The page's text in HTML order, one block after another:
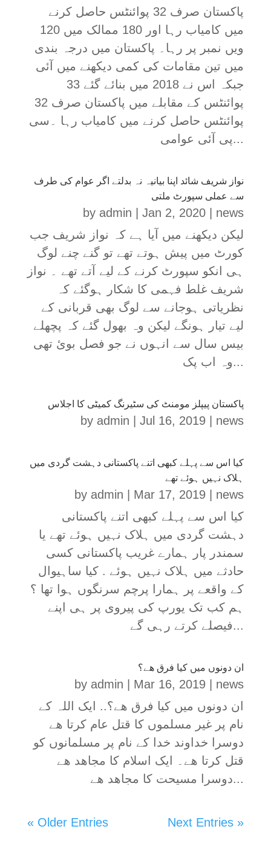
پاکستان صرف 32 پوائنٹس حاصل کرنے
میں کامیاب رہا اور 180 ممالک میں 120
ویں نمبر پر رہا۔ پاکستان میں درجہ بندی
میں تین مقامات کی کمی دیکھنے میں آئی
جبکہ اس نے 2018 میں بنائے گئے 33
پوائنٹس کے مقابلے میں پاکستان صرف 32
پوائنٹس حاصل کرنے میں کامیاب رہا ۔سی
پی آئی عوامی...
نواز شریف شائد اپنا بیانیہ نہ بدلتے اگر عوام کی طرف
سے عملی سپورٹ ملتی
by admin |Jan 2, 2020
news
لیکن دیکھنے میں آیا ہے کہ نواز شریف جب
کورٹ میں پیش ہوتے تھے تو گنے چنے لوگ
ہی انکو سپورٹ کرنے کے لیے آتے تھے ۔ نواز
شریف غلط فہمی کا شکار ہوگئے کہ
نظریاتی ہوجانے سے لوگ بھی قربانی کے
لیے تیار ہونگے لیکن وہ بھول گئے کہ پچھلے
بیس سال سے انہوں نے جو فصل بوئ تھی
وہ اب پک...
پاکستان پیپلز مومنٹ کی سٹیرنگ کمیٹی کا اجلاس
by admin |Jul 16, 2019 news
کیا اس سے پہلے کبھی اتنے پاکستانی دہشت گردی میں
ہلاک نہیں ہوئے تھے
by admin Mar 17, 2019
news
کیا اس سے پہلے کبھی اتنے پاکستانی
دہشت گردی میں ہلاک نہیں ہوئے تھے یا
سمندر پار ہمارے غریب پاکستانی کسی
حادثے میں ہلاک نہیں ہوئے . کیا ساہیوال
کے واقعے پر ہمارا پرچم سرنگوں ہوا تھا ؟
ہم کب تک یورپ کی پیروی پر ہی اپنے
فیصلے کرتے رہی گے...
ان دونوں میں کیا فرق ھے؟
by admin Mar 16, 2019
news
ان دونوں میں کیا فرق ھے؟.. ایک اللہ کے
نام پر غیر مسلموں کا قتل عام کرتا ھے
دوسرا خداوند خدا کے نام پر مسلمانوں کو
قتل کرتا ھے۔ ایک اسلام کا مجاھد ھے
دوسرا مسیحت کا مجاھد ھے...
« Older Entries Next Entries »